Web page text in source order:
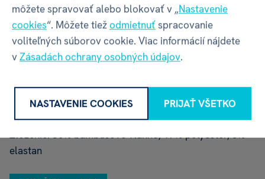
Ponožky sú krásne mäkké na dotyk, priedušné
a antibakteriálne. Predovšetkým sú vyrobené z rýchlo
rastúcich bambusových vlákien a teda sú šetrné
k životnému prostrediu.
Dámska veľkosť:37 - 42
Pánska veľkosť:39 - 46
Zloženie: 80% bambusové vlákno, 17% polyester, 3%
elastan
môžete spravovať alebo blokovať v „Nastavenie
cookies“. Môžete tiežodmietnuťspracovanie
voliteľných súborov cookie. Viac informácií nájdete
vZásadách ochrany osobných údajov.
NASTAVENIE COOKIES PRIJAŤ VŠETKO